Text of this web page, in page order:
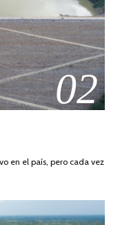
02
en el país, pero cada vez